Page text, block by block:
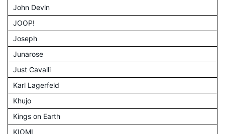
John Devin
JOOP!
Joseph
Junarose
Just Cavalli
Karl Lagerfeld
Khujo
Kings on Earth
KIOMI